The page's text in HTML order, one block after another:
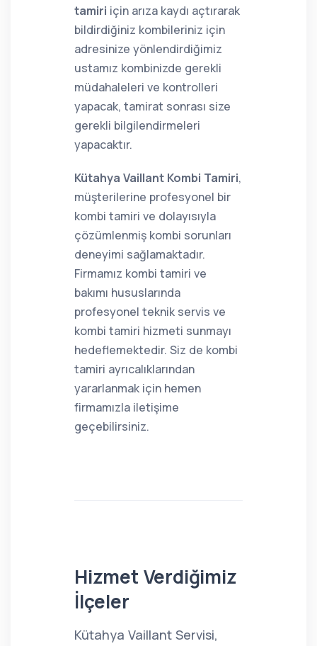
tamiri için arıza kaydı açtırarak
bildirdiğiniz kombileriniz için
adresinize yönlendirdiğimiz
ustamız kombinizde gerekli
müdahaleleri ve kontrolleri
yapacak, tamirat sonrası size
gerekli bilgilendirmeleri
yapacaktır.
Kütahya Vaillant Kombi Tamiri,
müşterilerine profesyonel bir
kombi tamiri ve dolayısıyla
çözümlenmiş kombi sorunları
deneyimi sağlamaktadır.
Firmamız kombi tamiri ve
bakımı hususlarında
profesyonel teknik servis ve
kombi tamiri hizmeti sunmayı
hedeflemektedir. Siz de kombi
tamiri ayrıcalıklarından
yararlanmak için hemen
firmamızla iletişime
geçebilirsiniz.
Hizmet Verdiğimiz
İlçeler
Kütahya Vaillant Servisi,